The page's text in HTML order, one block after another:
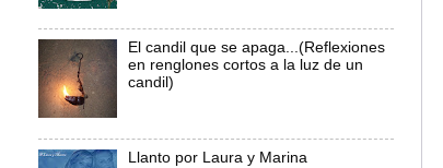
El candil que se apaga...(Reflexiones
en renglones cortos a la luz de un
candil)
Llanto por Laura y Marina